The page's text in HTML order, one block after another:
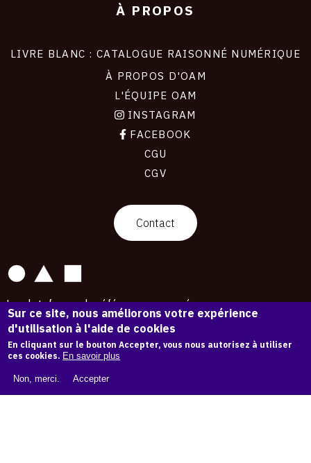
À PROPOS
LIVRE BLANC : CATALOGUE RAISONNÉ NUMÉRIQUE
À PROPOS D'OAM
L'ÉQUIPE OAM
INSTAGRAM
FACEBOOK
CGU
CGV
Contact
La plateforme de référence pour créer,
conserver et promouvoir l'Histoire de l'Art.
Des catalogues raisonnés aux archives
d'expositions.
43 254 œuvres d'art — 7 587 expositions
Copyright © OAM 2026. Tous droits réservés.
Sur ce site, nous améliorons votre expérience
d'utilisation à l'aide de cookies
En cliquant sur le bouton Accepter, vous nous autorisez à utiliser
ces cookies. En savoir plus
Non, merci. Accepter